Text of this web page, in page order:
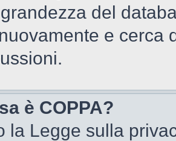
del
e cerca
è COPPA?
la Legge sulla